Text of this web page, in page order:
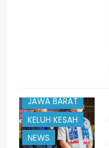
JAWA BARAT
KELUH KESAH
NEWS